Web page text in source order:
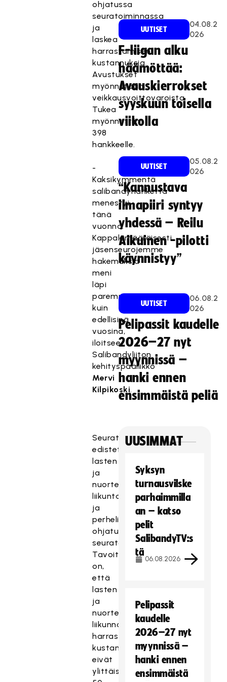
ohjatussa
seuratoiminnassa
ja
laskea
harrastamisen
kustannuksia.
Avustukset
myönnetään
veikkausvoittovaroista.
Tukea
myönnettiin
398
hankkeelle.
-
Kaksikymmentä
salibandyhanketta
menestyi
tänä
vuonna.
Kappalemääräisesti
jäsenseurojemme
hakemuksia
meni
läpi
paremmin
kuin
edellisinä
vuosina,
iloitsee
Salibandyliiton
kehityspäällikkö
Mervi
Kilpikoski.
Seuratuella
edistetään
lasten
ja
nuorten
liikuntaa
ja
perheliikuntaa
ohjatussa
seuratoiminnassa.
Tavoitteena
on,
että
lasten
ja
nuorten
liikunnan
harrastamisen
kustannukset
eivät
ylittäisi
UUTISET
04.08.2
026
F-liigan alku
häämöttää:
Avauskierrokset
syyskuun toisella
viikolla
UUTISET
05.08.2
026
“Kannustava
ilmapiiri syntyy
yhdessä – Reilu
Aikuinen -pilotti
käynnistyy”
UUTISET
06.08.2
026
Pelipassit kaudelle
2026–27 nyt
myynnissä –
hanki ennen
ensimmäistä peliä
UUSIMMAT
Syksyn
turnausvilske
parhaimmilla
an – katso
pelit
SalibandyTV:s
tä
06.08.2026
Pelipassit
kaudelle
2026–27 nyt
myynnissä –
hanki ennen
ensimmäistä